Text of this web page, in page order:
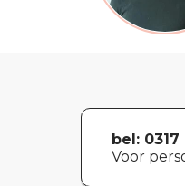
bel: 0317
Voor